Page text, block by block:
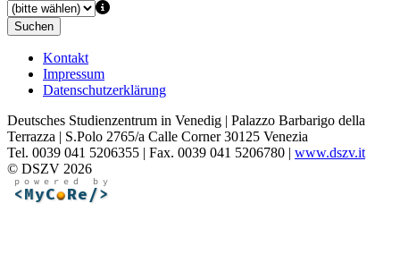
Suchen
Kontakt
Impressum
Datenschutzerklärung
Deutsches Studienzentrum in Venedig | Palazzo Barbarigo della
Terrazza | S.Polo 2765/a Calle Corner 30125 Venezia
Tel. 0039 041 5206355 | Fax. 0039 041 5206780 | www.dszv.it
© DSZV 2026